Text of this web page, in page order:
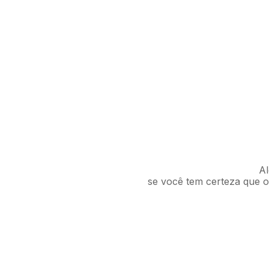
se você tem certeza que